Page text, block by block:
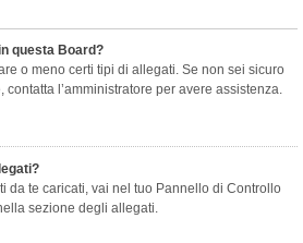
questa Board?
o meno certi tipi di allegati. Se non sei sicuro
l’amministratore per avere assistenza.
da te caricati, vai nel tuo Pannello di Controllo
sezione degli allegati.